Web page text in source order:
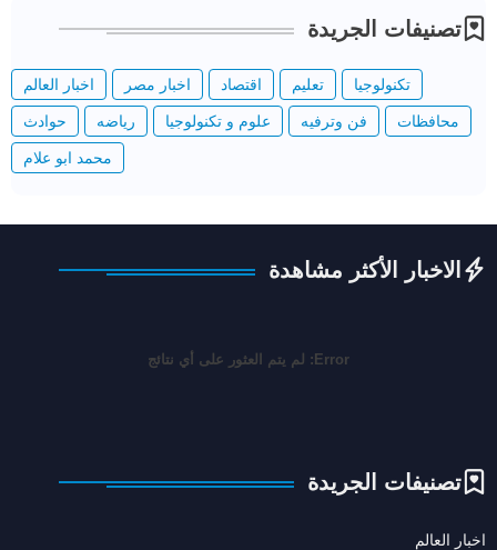
تصنيفات الجريدة
اخبار العالم اخبار مصر اقتصاد تعليم تكنولوجيا
حوادث رياضه علوم و تكنولوجيا فن وترفيه محافظات
محمد ابو علام
الاخبار الأكثر مشاهدة
Error: لم يتم العثور على أي نتائج
تصنيفات الجريدة
اخبار العالم